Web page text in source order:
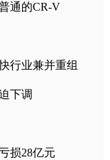
通的CR-V
行业兼并重组
下调
损28亿元